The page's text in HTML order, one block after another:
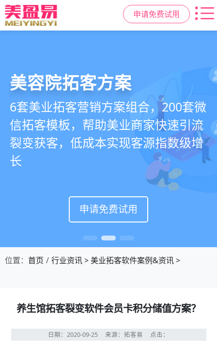
申请免费试用
美业拓客，就用 美盈易
美业全域引流获客+私域运营增长方
案，一站式解决美业门店拓、留、
锁、升难题
申请免费试用
美容院拓客方案
6套美业拓客营销方案组合，200套微
信拓客模板，帮助美业商家快速引流
裂变获客，低成本实现客源指数级增
长
申请免费试用
美业私域运营scrm
从拉新、转化、复购到裂变转介绍面
面俱到，赋能美容顾问销售，实现客
户、业绩
持续增长
申请免费试用
位置： 首页 行业资讯>美业拓客软件案例&资讯>
养生馆拓客裂变软件会员卡积分储值方案？
日期：2020-09-25 来源：拓客易 点击：